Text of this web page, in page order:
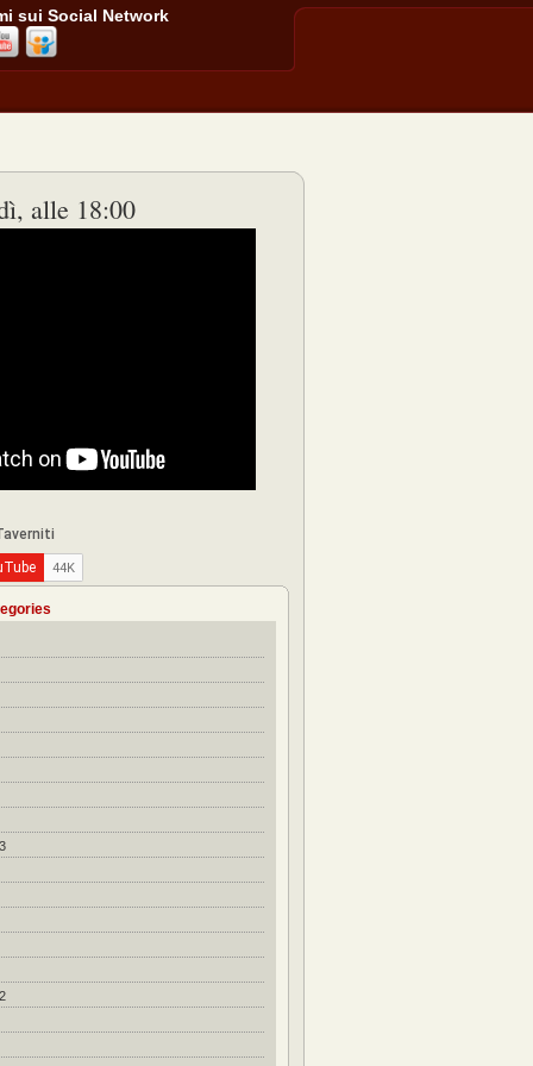
sui Social Network
alle 18:00